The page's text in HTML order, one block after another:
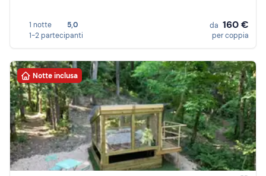
1 notte
5,0
1-2 partecipanti
da 160 €
per coppia
Notte inclusa